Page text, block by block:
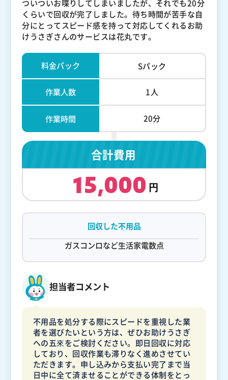
ついついお喋りしてしまいましたが、それでも20分
くらいで回収が完了しました。待ち時間が苦手な自
分にとってスピード感を持って対応してくれるお助
けうさぎさんのサービスは花丸です。
料金パック Sパック
作業人数 1人
作業時間 20分
合計費用
15,000
回収した不用品
ガスコンロなど生活家電数点
担当者コメント
不用品を処分する際にスピードを重視した業
者を選びたいという方は、ぜひお助けうさぎ
への五來をご検討ください。即日回収に対応
しており、回収作業も滞りなく進めさせてい
ただきます。申し込みから支払い完了まで当
日中に全て済ませることができる体制をとっ